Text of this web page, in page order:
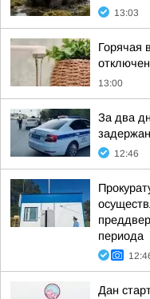
13:03
Горячая
13:00
За два
12:46
периода
Дан